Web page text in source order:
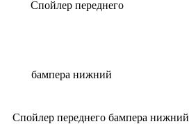
Спойлер переднего бампера нижний